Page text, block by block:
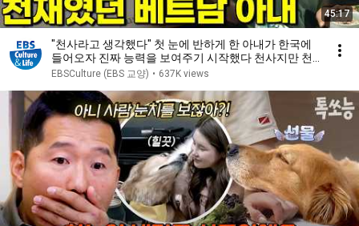
45:17
"천사라고 생각했다" 첫 눈에 반하게 한 아내가 한국에
들어오자 진짜 능력을 보여주기 시작했다 천사지만 천
재인 아내 #몰아볼교양
EBSCulture (EBS 교양) • 637K views